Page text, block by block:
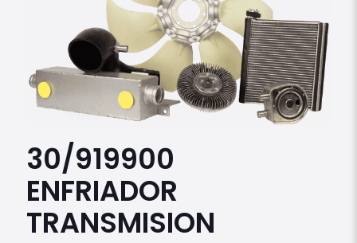
30/919900
ENFRIADOR
TRANSMISION